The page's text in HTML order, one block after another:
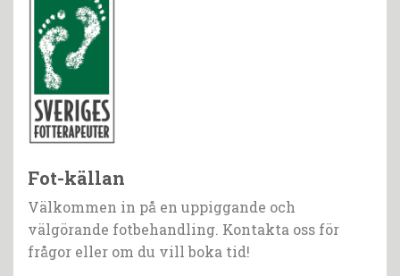
Fot-källan
Välkommen in på en uppiggande och
välgörande fotbehandling. Kontakta oss för
frågor eller om du vill boka tid!